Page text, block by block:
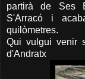
partirà de Ses
S'Arracó i
quilòmetres.
Qui vulgui venir
d'Andratx